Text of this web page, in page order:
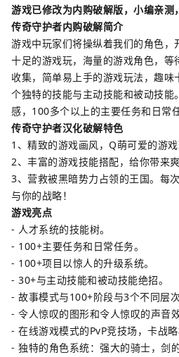
游戏已修改为内购破解版，小编亲测
传奇守护者内购破解简介
游戏中玩家们将操纵着我们的角色
十足的游戏玩，海量的游戏角色，等
收集，简单易上手的游戏玩法，趣
个独特的技能与主动技能和被动技
感，100多个以上的主要任务和日常
传奇守护者汉化破解特色
1、精致的游戏画风，Q萌可爱的游戏
2、丰富的游戏技能搭配，给你带来
3、营救被黑暗势力占领的王国。每
与你的战略！
游戏亮点
- 人才系统的技能树。
- 100+主要任务和日常任务。
- 100+项目以惊人的升级系统。
- 30+与主动技能和被动技能绝招。
- 故事模式与100+阶段与3个不同层次
- 令人惊叹的图形和令人惊叹的声音效
- 在线游戏模式的PvP竞技场，卡战略
- 独特的角色系统：强大的骑士，剑